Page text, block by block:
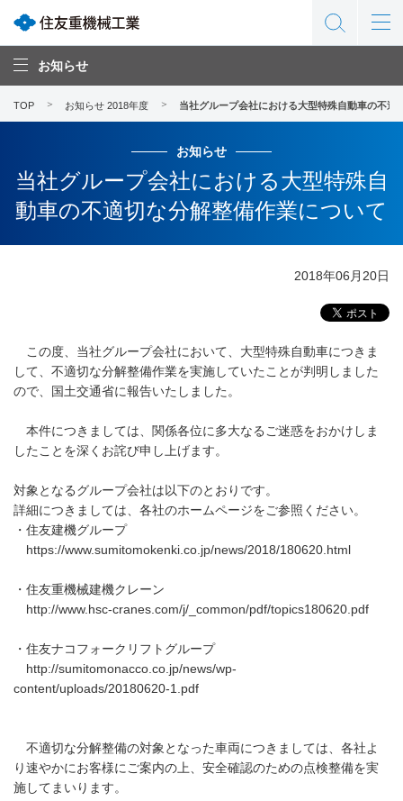
お知らせ
TOP お知らせ 2018年度 当社グループ会社における大型特殊自動車の不適
お知らせ
当社グループ会社における大型特殊自
動車の不適切な分解整備作業について
2018年06月20日
この度、当社グループ会社において、大型特殊自動車につきま
して、不適切な分解整備作業を実施していたことが判明しました
ので、国土交通省に報告いたしました。
本件につきましては、関係各位に多大なるご迷惑をおかけしま
したことを深くお詫び申し上げます。
対象となるグループ会社は以下のとおりです。
詳細につきましては、各社のホームページをご参照ください。
・住友建機グループ
https://www.sumitomokenki.co.jp/news/2018/180620.html
・住友重機械建機クレーン
http://www.hsc-cranes.com/j/_common/pdf/topics180620.pdf
・住友ナコフォークリフトグループ
http://sumitomonacco.co.jp/news/wp-
content/uploads/20180620-1.pdf
不適切な分解整備の対象となった車両につきましては、各社よ
り速やかにお客様にご案内の上、安全確認のための点検整備を実
施してまいります。